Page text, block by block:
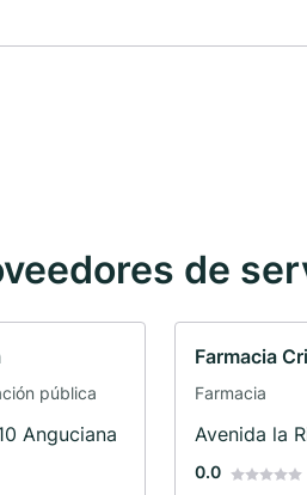
de
pública
Anguciana
Farmacia
Farmacia
Avenida la
0.0